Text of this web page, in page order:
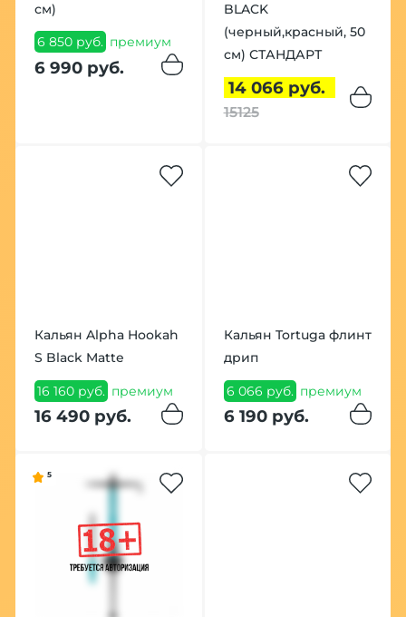
см)
6 850 руб. премиум
6 990 руб.
BLACK
(черный,красный, 50
см) СТАНДАРТ
14 066 руб.
15125
Кальян Alpha Hookah
S Black Matte
16 160 руб. премиум
16 490 руб.
Кальян Tortuga флинт
дрип
6 066 руб. премиум
6 190 руб.
5